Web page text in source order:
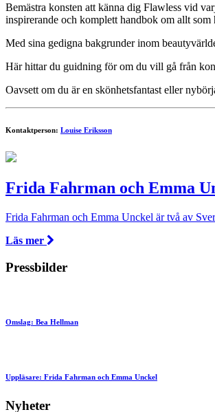
Bemästra konsten att känna dig Flawless vid
inspirerande och komplett handbok om allt som
Med sina gedigna bakgrunder inom
Här hittar du guidning för om du vill gå från
Oavsett om du är en skönhetsfantast eller
Kontaktperson: Louise Eriksson
Frida Fahrman och Emma
Frida Fahrman och Emma Unckel är två av
Läs mer
Pressbilder
Omslag: Bea Hellman
Uppläsare: Frida Fahrman och Emma Unckel
Nyheter